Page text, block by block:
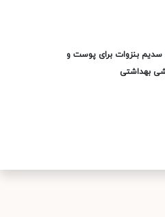
بنزوات برای پوست و
بهداشتی